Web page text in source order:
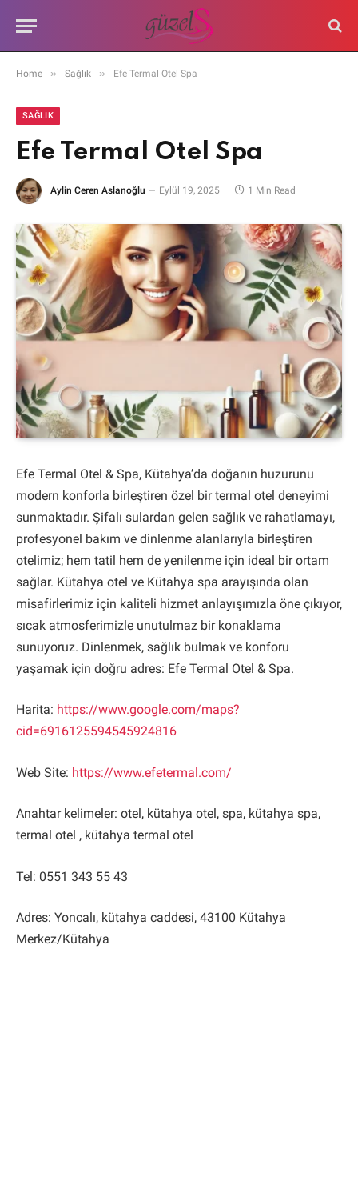
Home » Sağlık » Efe Termal Otel Spa
SAĞLIK
Efe Termal Otel Spa
Aylin Ceren Aslanoğlu Eylül 19, 2025 1 Min Read
Efe Termal Otel & Spa, Kütahya’da doğanın huzurunu
modern konforla birleştiren özel bir termal otel deneyimi
sunmaktadır. Şifalı sulardan gelen sağlık ve rahatlamayı,
profesyonel bakım ve dinlenme alanlarıyla birleştiren
otelimiz; hem tatil hem de yenilenme için ideal bir ortam
sağlar. Kütahya otel ve Kütahya spa arayışında olan
misafirlerimiz için kaliteli hizmet anlayışımızla öne çıkıyor,
sıcak atmosferimizle unutulmaz bir konaklama
sunuyoruz. Dinlenmek, sağlık bulmak ve konforu
yaşamak için doğru adres: Efe Termal Otel & Spa.
Harita: https://www.google.com/maps?
cid=6916125594545924816
Web Site: https://www.efetermal.com/
Anahtar kelimeler: otel, kütahya otel, spa, kütahya spa,
termal otel , kütahya termal otel
Tel: 0551 343 55 43
Adres: Yoncalı, kütahya caddesi, 43100 Kütahya
Merkez/Kütahya